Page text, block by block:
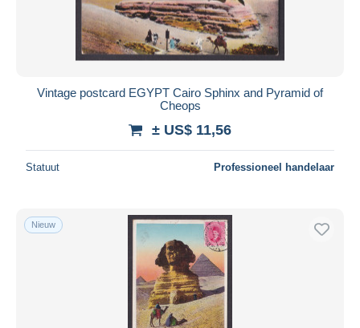
Vintage postcard EGYPT Cairo Sphinx and Pyramid of
Cheops
± US$ 11,56
Statuut Professioneel handelaar
Nieuw